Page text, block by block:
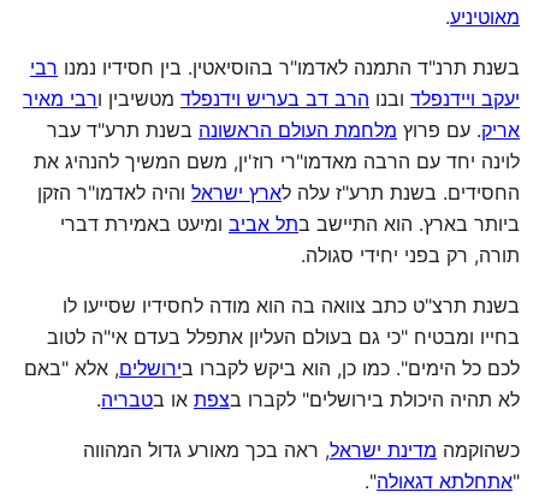
מאוטיניע.
בשנת תרנ"ד התמנה לאדמו"ר בהוסיאטין. בין חסידיו נמנו רבי
יעקב ויידנפלד ובנו הרב דב בעריש וידנפלד מטשיבין ורבי מאיר
אריק. עם פרוץ מלחמת העולם הראשונה בשנת תרע"ד עבר
לוינה יחד עם הרבה מאדמו"רי רוז'ין, משם המשיך להנהיג את
החסידים. בשנת תרע"ז עלה לארץ ישראל והיה לאדמו"ר הזקן
ביותר בארץ. הוא התיישב בתל אביב ומיעט באמירת דברי
תורה, רק בפני יחידי סגולה.
בשנת תרצ"ט כתב צוואה בה הוא מודה לחסידיו שסייעו לו
בחייו ומבטיח "כי גם בעולם העליון אתפלל בעדם אי"ה לטוב
לכם כל הימים". כמו כן, הוא ביקש לקברו בירושלים, אלא "באם
לא תהיה היכולת בירושלים" לקברו בצפת או בטבריה.
כשהוקמה מדינת ישראל, ראה בכך מאורע גדול המהווה
"אתחלתא דגאולה".